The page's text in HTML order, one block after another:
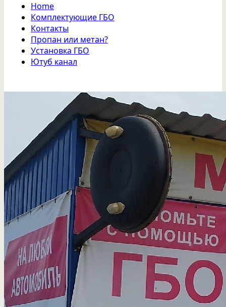
Home
Комплектующие ГБО
Контакты
Пропан или метан?
Установка ГБО
Ютуб канал